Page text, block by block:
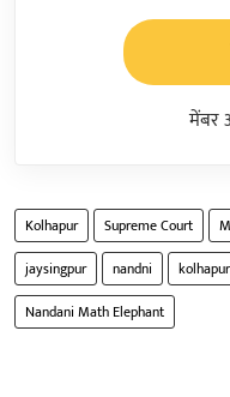
मेंबर
Kolhapur Supreme Court
jaysingpur
nandni
Nandani Math Elephant